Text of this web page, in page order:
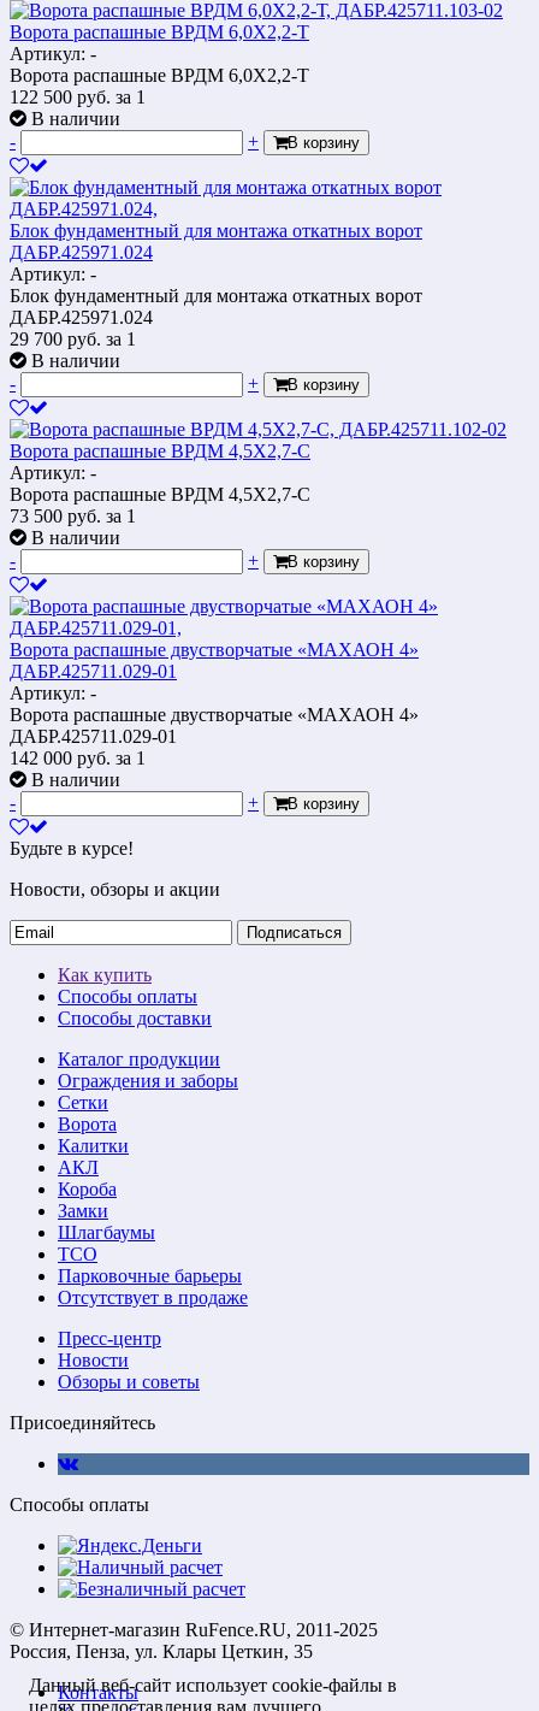
Ворота распашные ВРДМ 6,0Х2,2-Т
Артикул: -
Ворота распашные ВРДМ 6,0Х2,2-Т
122 500 руб. за 1
В наличии
-
+ В корзину
Блок фундаментный для монтажа откатных ворот
ДАБР.425971.024
Артикул: -
Блок фундаментный для монтажа откатных ворот
ДАБР.425971.024
29 700 руб. за 1
В наличии
-
+ В корзину
Ворота распашные ВРДМ 4,5Х2,7-С
Артикул: -
Ворота распашные ВРДМ 4,5Х2,7-С
73 500 руб. за 1
В наличии
-
+ В корзину
Ворота распашные двустворчатые «МАХАОН 4»
ДАБР.425711.029-01
Артикул: -
Ворота распашные двустворчатые «МАХАОН 4»
ДАБР.425711.029-01
142 000 руб. за 1
В наличии
-
+ В корзину
Будьте в курсе!
Новости, обзоры и акции
Подписаться
Как купить
Способы оплаты
Способы доставки
Каталог продукции
Ограждения и заборы
Сетки
Ворота
Калитки
АКЛ
Короба
Замки
Шлагбаумы
ТСО
Парковочные барьеры
Отсутствует в продаже
Пресс-центр
Новости
Обзоры и советы
Присоединяйтесь
Способы оплаты
© Интернет-магазин RuFence.RU, 2011-2025
Россия, Пенза, ул. Клары Цеткин, 35
Контакты
Данный веб-сайт использует cookie-файлы в
целях предоставления вам лучшего